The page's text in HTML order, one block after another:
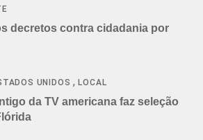
decretos contra cidadania por
UNIDOS ,LOCAL
da TV americana faz seleção